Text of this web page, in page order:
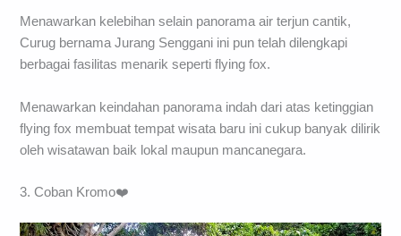
Menawarkan kelebihan selain panorama air terjun cantik,
Curug bernama Jurang Senggani ini pun telah dilengkapi
berbagai fasilitas menarik seperti flying fox.
Menawarkan keindahan panorama indah dari atas ketinggian
flying fox membuat tempat wisata baru ini cukup banyak dilirik
oleh wisatawan baik lokal maupun mancanegara.
3. Coban Kromo❤️